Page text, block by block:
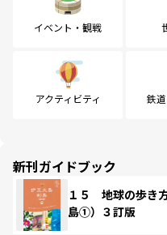
イベント・観戦
アクティビティ 鉄
新刊ガイドブック
１５ 地球の歩
島①）３訂版